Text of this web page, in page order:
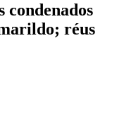
condenados
réus